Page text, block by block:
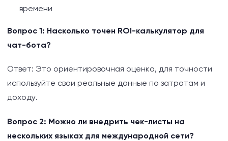
времени
Вопрос 1: Насколько точен ROI-калькулятор для
чат-бота?
Ответ: Это ориентировочная оценка, для точности
используйте свои реальные данные по затратам и
доходу.
Вопрос 2: Можно ли внедрить чек-листы на
нескольких языках для международной сети?